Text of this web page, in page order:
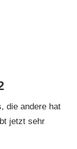
die andere hat
jetzt sehr